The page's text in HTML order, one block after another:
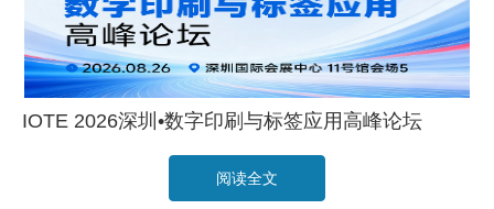
IOTE 2026深圳•数字印刷与标签应用高峰论坛
阅读全文